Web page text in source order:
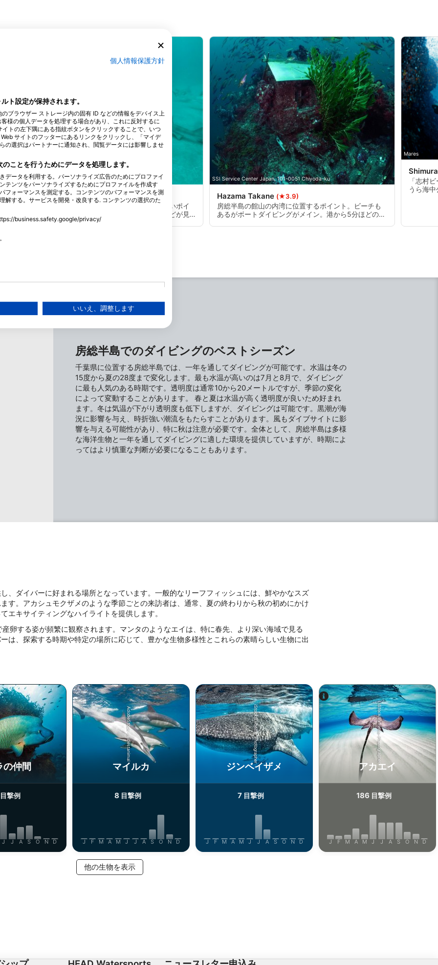
SSI Service Center Japan, 101-0051 Chiyoda-ku
Ito Shark City(★4.4)
千葉県の房総半島、館山に位置する比較的新しいポイ
ント。餌付けされたサメとエイ、大型のハタなどが見
られる。ボートダイビングのみ。大きな細長い根の両
SSI Service Center Japan, 101-0051 Chiyoda-ku
Hazama Takane (★3.9)
房総半島の館山の内湾に位置するポイント。ビーチも
あるがボートダイビングがメイン。港から5分ほどの
Mares
「志村
うら海
房総半島でのダイビングのベストシーズン
千葉県に位置する房総半島では、一年を通してダイビングが可能です。水温は冬の
15度から夏の28度まで変化します。最も水温が高いのは7月と8月で、ダイビング
に最も人気のある時期です。透明度は通常10から20メートルですが、季節の変化
によって変動することがあります。 春と夏は水温が高く透明度が良いため好まれ
ます。冬は気温が下がり透明度も低下しますが、ダイビングは可能です。黒潮が海
況に影響を与え、時折強い潮流をもたらすことがあります。風もダイブサイトに影
響を与える可能性があり、特に秋は注意が必要です。全体として、房総半島は多様
な海洋生物と一年を通してダイビングに適した環境を提供していますが、時期によ
ってはより慎重な判断が必要になることもあります。
、ダイバーに好まれる場所となっています。一般的なリーフフィッシュには、鮮やかなスズ
す。アカシュモクザメのような季節ごとの来訪者は、通常、夏の終わりから秋の初めにかけ
エキサイティングなハイライトを提供します。
卵する姿が頻繁に観察されます。マンタのようなエイは、特に春先、より深い海域で見る
は、探索する時期や特定の場所に応じて、豊かな生物多様性とこれらの素晴らしい生物に出
の仲間
撃例
J J A S O N D
AdobeStock-wildestanimal
マイルカ
8 目撃例
J F M A M J J A S O N D
iStock/Extreme Photographer
ジンベイザメ
7 目撃例
J F M A M J J A S O N D
iStock/Extreme-Photographer
アカエイ
186 目撃例
J F M A M J J A S O N D
他の生物を表示
個人情報保護方針
ト設定が保持されます。
ブラウザー ストレージ内の固有 ID などの情報をデバイス上
様の個人データを処理する場合があり、これに反対するに
トの左下隅にある指紋ボタンをクリックすることで、いつ
サイトのフッターにあるリンクをクリックし、「マイデ
の選択はパートナーに通知され、閲覧データには影響しませ
ことを行うためにデータを処理します。
ータを利用する。パーソナライズ広告のためにプロファイ
テンツをパーソナライズするためにプロファイルを作成す
フォーマンスを測定する。コンテンツのパフォーマンスを測
解する。サービスを開発・改良する. コンテンツの選択のた
business.safety.google/privacy/
いいえ、調整します